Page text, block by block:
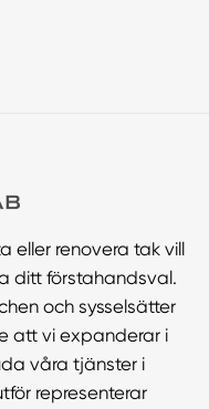
eller renovera tak vill
ditt förstahandsval.
och sysselsätter
att vi expanderar i
våra tjänster i
representerar